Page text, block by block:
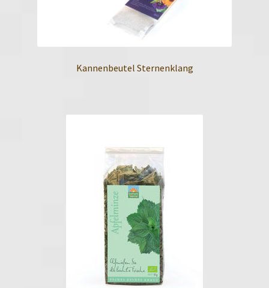
Kannenbeutel Sternenklang